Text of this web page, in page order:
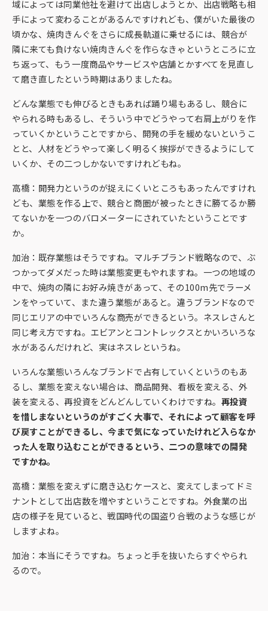
域によっては同業他社を避けて出店しようとか、出店戦略も相
手によって変わることがあるんですけれども、僕がいた最後の
頃かな、焼肉きんぐをさらに成長軌道に乗せるには、競合が
隣に来ても負けない焼肉きんぐを作らなきゃというところに立
ち返って、もう一度商品やサービスや店舗とかすべてを見直し
て磨き直したという時期はありましたね。
どんな業態でも伸びるときもあれば踊り場もあるし、競合に
やられる時もあるし、そういう中でどうやって右肩上がりを作
っていくかということですから、開発の手を緩めないというこ
とと、人材をどうやって楽しく明るく挨拶ができるようにして
いくか、その二つしかないですけれどもね。
高橋：開発力というのが捉えにくいところもあったんですけれ
ども、業態を作る上で、競合と商圏が被ったときに勝てるか勝
てないかを一つのバロメーターにされていたということです
か。
加治：既存業態はそうですね。マルチブランド戦略なので、ぶ
つかってダメだった時は業態変更もやれますね。一つの地域の
中で、焼肉の隣にお好み焼きがあって、その100m先でラーメ
ンをやっていて、また違う業態があると。違うブランドなので
同じエリアの中でいろんな商売ができるという。ネスレさんと
同じ考え方ですね。エビアンとコントレックスとかいろいろな
水があるんだけれど、実はネスレというね。
いろんな業態いろんなブランドで占有していくというのもあ
るし、業態を変えない場合は、商品開発、看板を変える、外
装を変える、再投資をどんどんしていくわけですね。 再投資
を惜しまないというのがすごく大事で、それによって顧客を呼
び戻すことができるし、今まで気になっていたけれど入らなか
った人を取り込むことができるという、二つの意味での開発
ですかね。
高橋：業態を変えずに磨き込むケースと、変えてしまってドミ
ナントとして出店数を増やすということですね。外食業の出
店の様子を見ていると、戦国時代の国盗り合戦のような感じが
しますよね。
加治：本当にそうですね。ちょっと手を抜いたらすぐやられ
るので。